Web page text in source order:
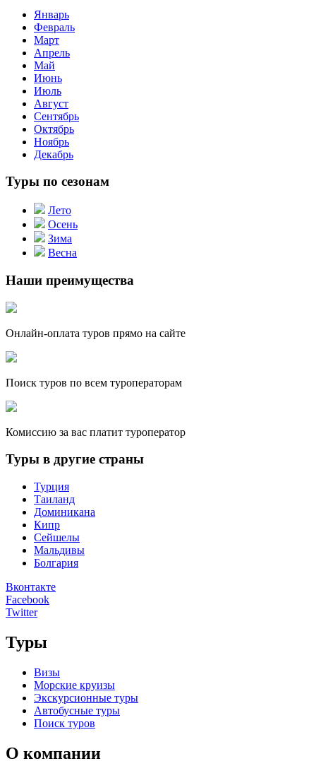
Январь
Февраль
Март
Апрель
Май
Июнь
Июль
Август
Сентябрь
Октябрь
Ноябрь
Декабрь
Туры по сезонам
Лето
Осень
Зима
Весна
Наши преимущества
Онлайн-оплата туров прямо на сайте
Поиск туров по всем туроператорам
Комиссию за вас платит туроператор
Туры в другие страны
Турция
Таиланд
Доминикана
Кипр
Сейшелы
Мальдивы
Болгария
Вконтакте
Facebook
Twitter
Туры
Визы
Морские круизы
Экскурсионные туры
Автобусные туры
Поиск туров
О компании